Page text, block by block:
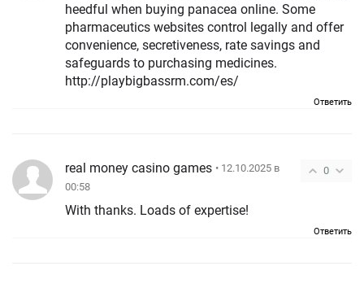
heedful when buying panacea online. Some
pharmaceutics websites control legally and offer
convenience, secretiveness, rate savings and
safeguards to purchasing medicines.
http://playbigbassrm.com/es/
Ответить
0
real money casino games • 12.10.2025 в
00:58
With thanks. Loads of expertise!
Ответить